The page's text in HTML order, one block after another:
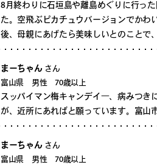
8月終わりに石垣島や離島めぐりに行っ
た。空飛ぶピカチュウバージョンでかわ
後、母親にあげたら美味しいとのことで
まーちゃん さん
富山県 男性 70歳以上
スッパイマン梅キャンデイ―、病みつき
が、近所にあればと願っています。富山
まーちゃん さん
富山県 男性 70歳以上